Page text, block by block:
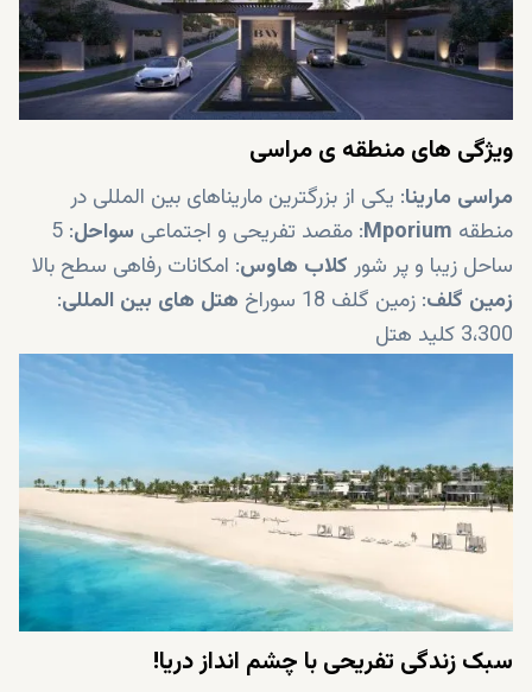
ویژگی های منطقه ی مراسی
مراسی مارینا: یکی از بزرگترین ماریناهای بین المللی در
منطقه Mporium: مقصد تفریحی و اجتماعی سواحل : 5
ساحل زیبا و پر شور کلاب هاوس: امکانات رفاهی سطح بالا
زمین گلف: زمین گلف 18 سوراخ هتل های بین المللی:
3،300 کلید هتل
سبک زندگی تفریحی با چشم انداز دریا!